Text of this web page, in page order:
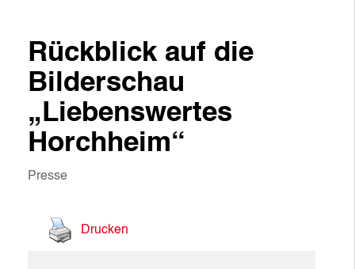
Rückblick auf die
Bilderschau
„Liebenswertes
Horchheim“
Presse
Drucken